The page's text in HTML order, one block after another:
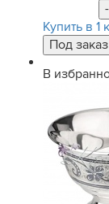
-
Купить в 1
В